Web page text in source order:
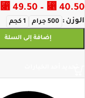
⃁ 40.50
–
⃁ 49.50
الوزن 500 جرام 1 كجم
إضافة إلى السلة